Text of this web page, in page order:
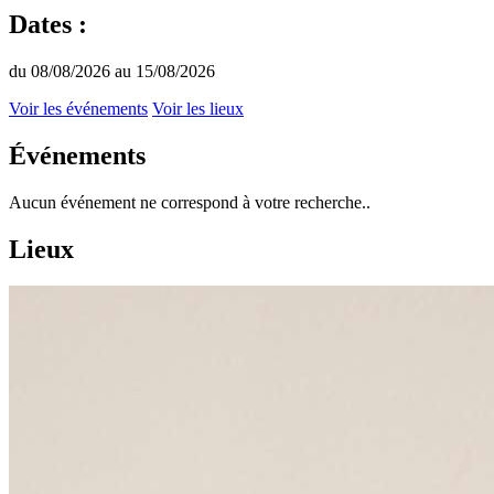
Dates :
du 08/08/2026 au 15/08/2026
Voir les événements Voir les lieux
Événements
Aucun événement ne correspond à votre recherche..
Lieux